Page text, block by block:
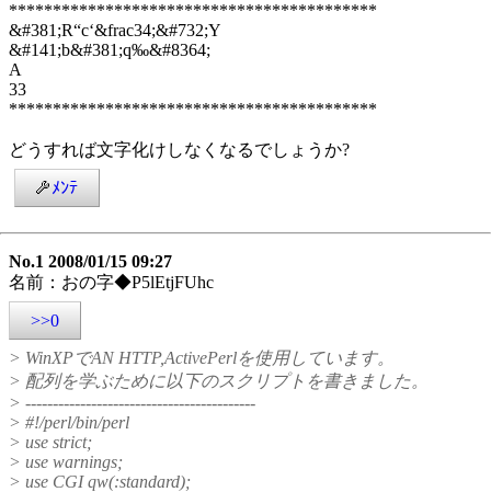
******************************************
&#381;R“c‘&frac34;&#732;Y
&#141;b&#381;q‰&#8364;
A
33
******************************************
どうすれば文字化けしなくなるでしょうか?
ﾒﾝﾃ
No.1 2008/01/15 09:27
名前：おの字◆P5lEtjFUhc
>>0
> WinXPでAN HTTP,ActivePerlを使用しています。
> 配列を学ぶために以下のスクリプトを書きました。
> ------------------------------------------
> #!/perl/bin/perl
> use strict;
> use warnings;
> use CGI qw(:standard);